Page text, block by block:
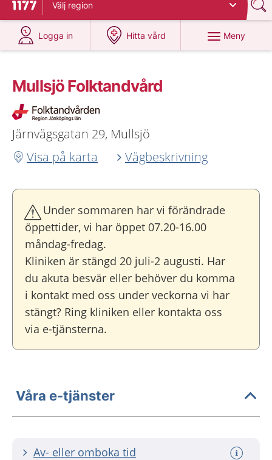
Till startsidan för 1177
Välj region
Logga in
på 1177.se
Hitta vård
på 1177.se
Meny
Mullsjö Folktandvård
Järnvägsgatan 29, Mullsjö
Visa på karta
Vägbeskrivning
Under sommaren har vi förändrade
öppettider, vi har öppet 07.20-16.00
måndag-fredag.
Kliniken är stängd 20 juli-2 augusti. Har
du akuta besvär eller behöver du komma
i kontakt med oss under veckorna vi har
stängt? Ring kliniken eller kontakta oss
via e-tjänsterna.
Våra e-tjänster
Av- eller omboka tid